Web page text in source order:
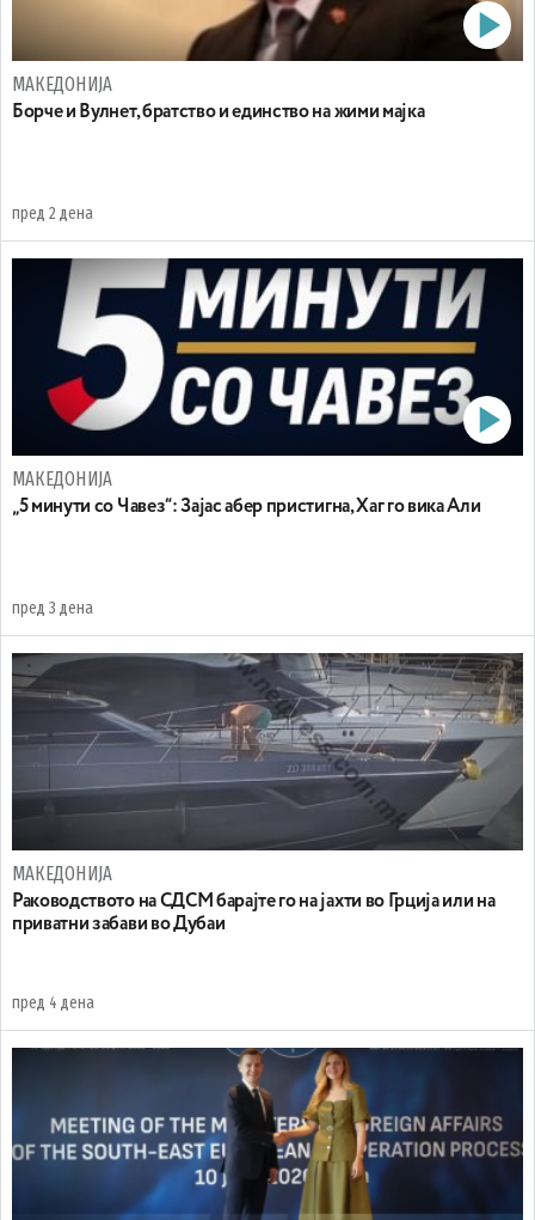
МАКЕДОНИЈА
Борче и Вулнет, братство и единство на жими мајка
пред 2 дена
МАКЕДОНИЈА
„5 минути со Чавез“: Зајас абер пристигна, Хаг го вика Али
пред 3 дена
МАКЕДОНИЈА
Раководството на СДСМ барајте го на јахти во Грција или на
приватни забави во Дубаи
пред 4 дена